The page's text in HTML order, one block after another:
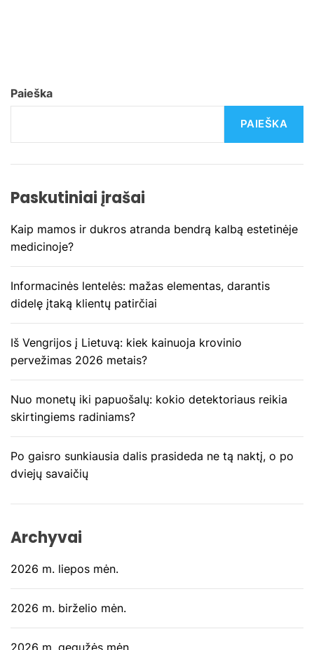
a
c
i
j
a
t
a
r
p
į
r
a
š
ų
Paieška
PAIEŠKA
Paskutiniai įrašai
Kaip mamos ir dukros atranda bendrą kalbą estetinėje
medicinoje?
Informacinės lentelės: mažas elementas, darantis
didelę įtaką klientų patirčiai
Iš Vengrijos į Lietuvą: kiek kainuoja krovinio
pervežimas 2026 metais?
Nuo monetų iki papuošalų: kokio detektoriaus reikia
skirtingiems radiniams?
Po gaisro sunkiausia dalis prasideda ne tą naktį, o po
dviejų savaičių
Archyvai
2026 m. liepos mėn.
2026 m. birželio mėn.
2026 m. gegužės mėn.